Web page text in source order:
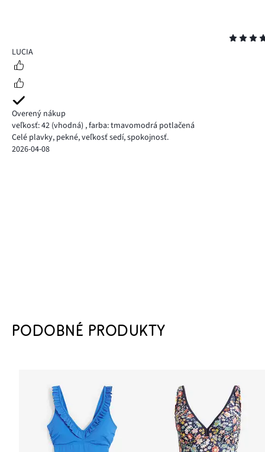
5LUCIA
Overený nákup
veľkosť: 42 (vhodná) ,farba: tmavomodrá potlačená
Celé plavky, pekné, veľkosť sedí, spokojnosť.
2026-04-08
PODOBNÉ PRODUKTY